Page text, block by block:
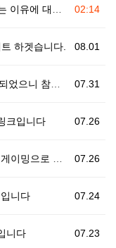
02:14
설명영상이 …
08.01
하겟습니다.
07.31
참조하세요
07.26
크입니다
07.26
으로 추천…
07.24
니다
07.23
니다